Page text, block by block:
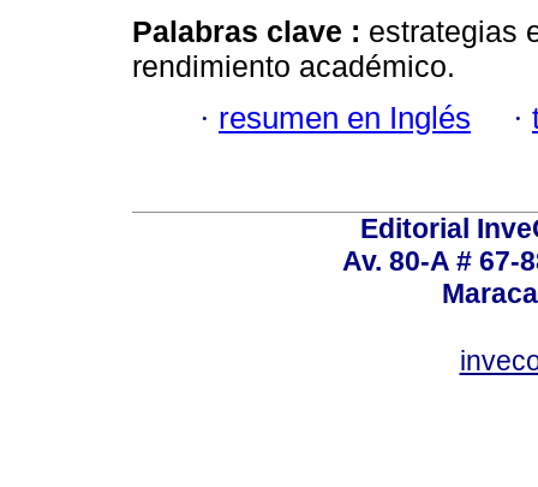
Palabras clave : estrategias
rendimiento académico.
· resumen en Inglés ·
Editorial
Av. 80-A # 67-